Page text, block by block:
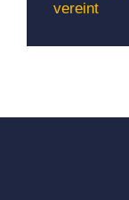
vereint